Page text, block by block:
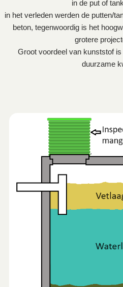
in de put of
in het verleden werden de putten/
beton, tegenwoordig is het
grotere
Groot voordeel van kunststof
duurzame